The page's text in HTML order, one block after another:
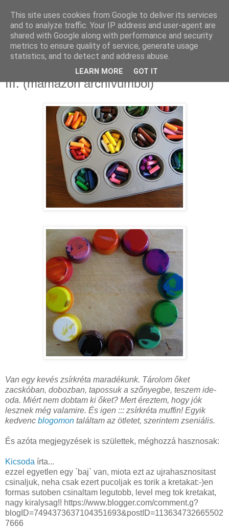
MAMAZON
2009. december 16., szerda
Karácsonyi ajándék ötletek sajátkezűleg
III. (mamazon archívumból)
Van egy kevés zsírkréta maradékunk. Tárolom őket
zacskóban, dobozban, tapossuk a szőnyegbe, teszem ide-
oda. Miért nem dobtam ki őket? Mert éreztem, hogy jók
lesznek még valamire. És igen ::: zsírkréta muffin! Egyik
kedvenc blogomon találtam az ötletet, szerintem zseniális.
És azóta megjegyzések is születtek, méghozzá hasznosak:
Kicsoda írta...
ezzel egyetlen egy `baj` van, miota ezt az ujrahasznositast
csinaljuk, neha csak ezert pucoljak es torik a kretakat:-)en
formas sutoben csinaltam legutobb, level meg tok kretakat,
nagy kiralysag!! https://www.blogger.com/comment.g?
blogID=7494373637104351693&postID=113634732665502
7666
This site uses cookies from Google to deliver its services
and to analyze traffic. Your IP address and user-agent are
shared with Google along with performance and security
metrics to ensure quality of service, generate usage
statistics, and to detect and address abuse.
LEARN MORE GOT IT